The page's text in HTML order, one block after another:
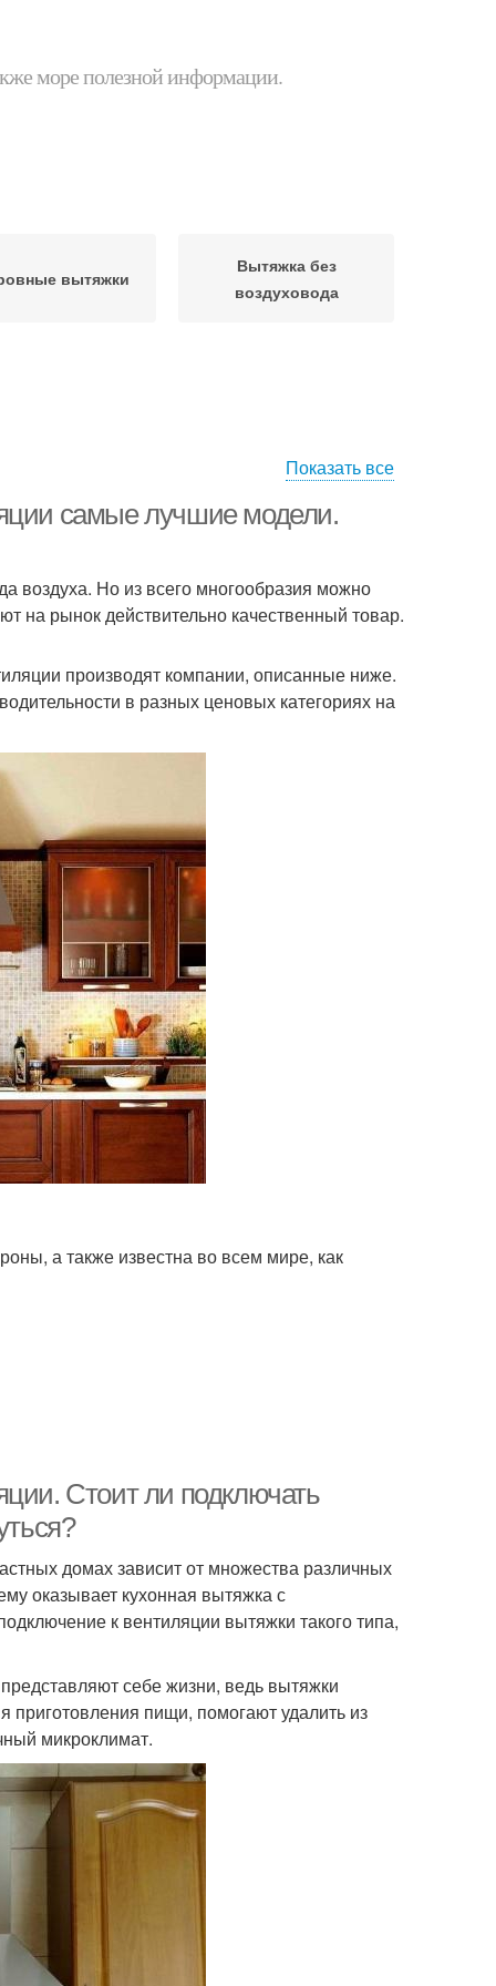
море полезной информации.
вытяжки
Вытяжка без
воздуховода
Показать все
самые лучшие модели.
воздуха. Но из всего многообразия можно
на рынок действительно качественный товар.
производят компании, описанные ниже.
в разных ценовых категориях на
а также известна во всем мире, как
Стоит ли подключать
домах зависит от множества различных
оказывает кухонная вытяжка с
к вентиляции вытяжки такого типа,
себе жизни, ведь вытяжки
пищи, помогают удалить из
микроклимат.